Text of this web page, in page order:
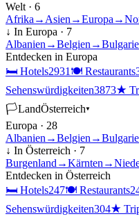
Welt · 6
Afrika → Asien →Europa →
↓ In Europa · 7
Albanien →Belgien →
Entdecken in Europa
🛏 Hotels2931 🍽 Restaurants
Sehenswürdigkeiten3873★
🏳LandÖsterreich▾
Europa · 28
Albanien →Belgien →
↓ In Österreich · 7
Burgenland →Kärnten →
Entdecken in Österreich
🛏 Hotels247🍽 Restaurants
Sehenswürdigkeiten304★